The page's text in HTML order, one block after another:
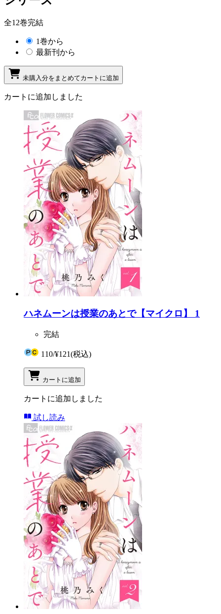
全12巻完結
1巻から
最新刊から
未購入分をまとめてカートに追加
カートに追加しました
ハネムーンは授業のあとで【マイクロ】 1
完結
110/¥121(税込)
カートに追加
カートに追加しました
試し読み